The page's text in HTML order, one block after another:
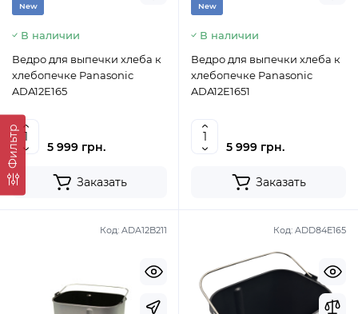
Фильтр
New
В наличии
Ведро для выпечки хлеба к
хлебопечке Panasonic
ADA12E165
5 999 грн.
Заказать
New
В наличии
Ведро для выпечки хлеба к
хлебопечке Panasonic
ADA12E1651
5 999 грн.
Заказать
Код: ADA12B211 Код: ADD84E165